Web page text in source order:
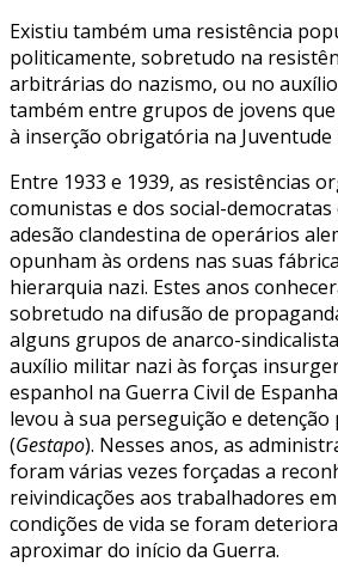
Existiu também uma resistência
politicamente, sobretudo na
arbitrárias do nazismo, ou no
também entre grupos de jovens
à inserção obrigatória na Juventude
Entre 1933 e 1939, as resistências
comunistas e dos social-
adesão clandestina de operários
opunham às ordens nas suas
hierarquia nazi. Estes anos
sobretudo na difusão de
alguns grupos de anarco-
auxílio militar nazi às forças
espanhol na Guerra Civil de
levou à sua perseguição e
(Gestapo). Nesses anos, as
foram várias vezes forçadas a
reivindicações aos trabalhadores
condições de vida se foram
aproximar do início da Guerra.